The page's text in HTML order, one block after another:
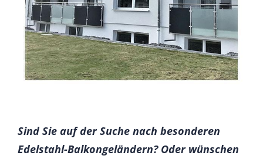
Sind Sie auf der Suche nach besonderen
Edelstahl-Balkongeländern? Oder wünschen